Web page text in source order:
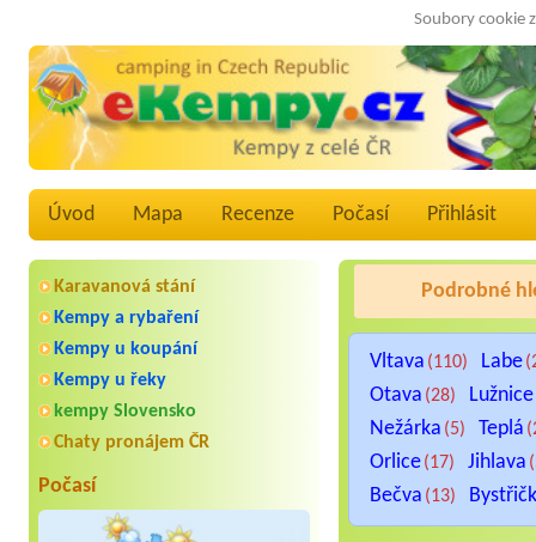
Soubory cookie
Úvod Mapa Recenze Počasí Přihlásit
Karavanová stání
Kempy a rybaření
Kempy u koupání
Kempy u řeky
kempy Slovensko
Chaty pronájem ČR
Počasí
Podrobné
Vltava (110) Labe
Otava (28) Lužnice
Nežárka (5) Teplá
Orlice(17) Jihlava
Bečva (13)